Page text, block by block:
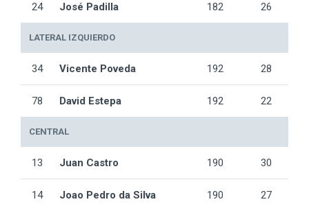
24 José Padilla 182 26
LATERAL IZQUIERDO
34 Vicente Poveda 192 28
78 David Estepa 192 22
CENTRAL
13 Juan Castro 190 30
14 Joao Pedro da Silva 190 27